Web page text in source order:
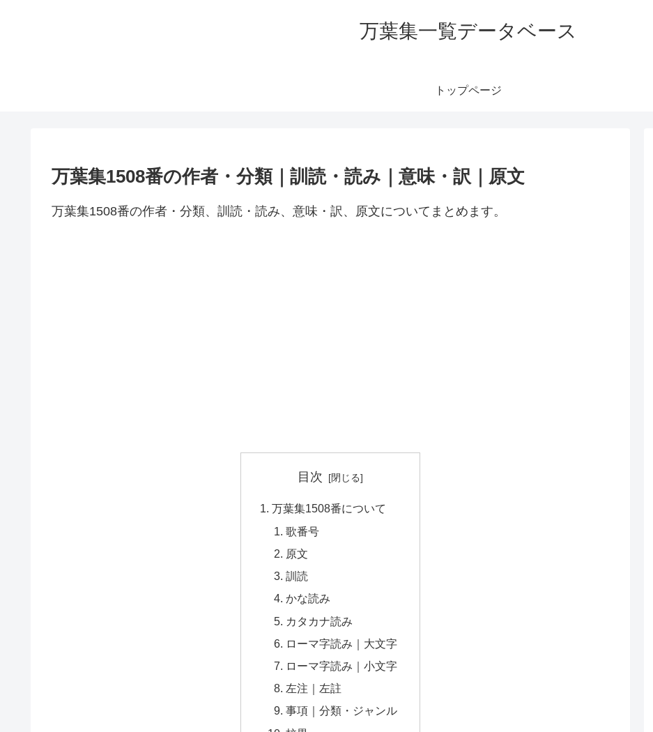
万葉集一覧データベース
トップページ
万葉集1508番の作者・分類｜訓読・読み｜意味・訳｜原文
万葉集1508番の作者・分類、訓読・読み、意味・訳、原文についてまとめます。
目次
万葉集1508番について
歌番号
原文
訓読
かな読み
カタカナ読み
ローマ字読み｜大文字
ローマ字読み｜小文字
左注｜左註
事項｜分類・ジャンル